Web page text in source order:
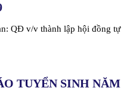
QĐ v/v thành lập hội đồng tự
TUYỂN SINH NĂM